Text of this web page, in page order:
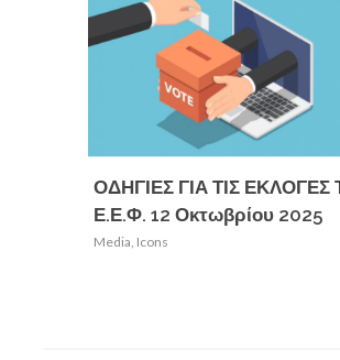
ΟΔΗΓΙΕΣ ΓΙΑ ΤΙΣ ΕΚΛΟΓΕΣ
Ε.Ε.Φ. 12 Οκτωβρίου 2025
Media, Icons